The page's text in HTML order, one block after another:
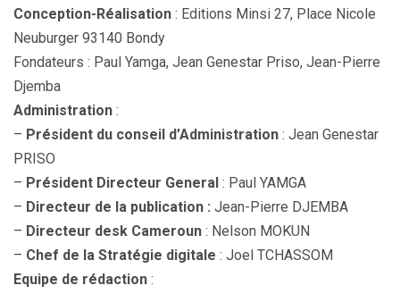
Conception-Réalisation : Editions Minsi 27, Place Nicole
Neuburger 93140 Bondy
Fondateurs : Paul Yamga, Jean Genestar Priso, Jean-Pierre
Djemba
Administration :
– Président du conseil d’Administration : Jean Genestar
PRISO
– Président Directeur General : Paul YAMGA
– Directeur de la publication : Jean-Pierre DJEMBA
– Directeur desk Cameroun : Nelson MOKUN
– Chef de la Stratégie digitale : Joel TCHASSOM
Equipe de rédaction :